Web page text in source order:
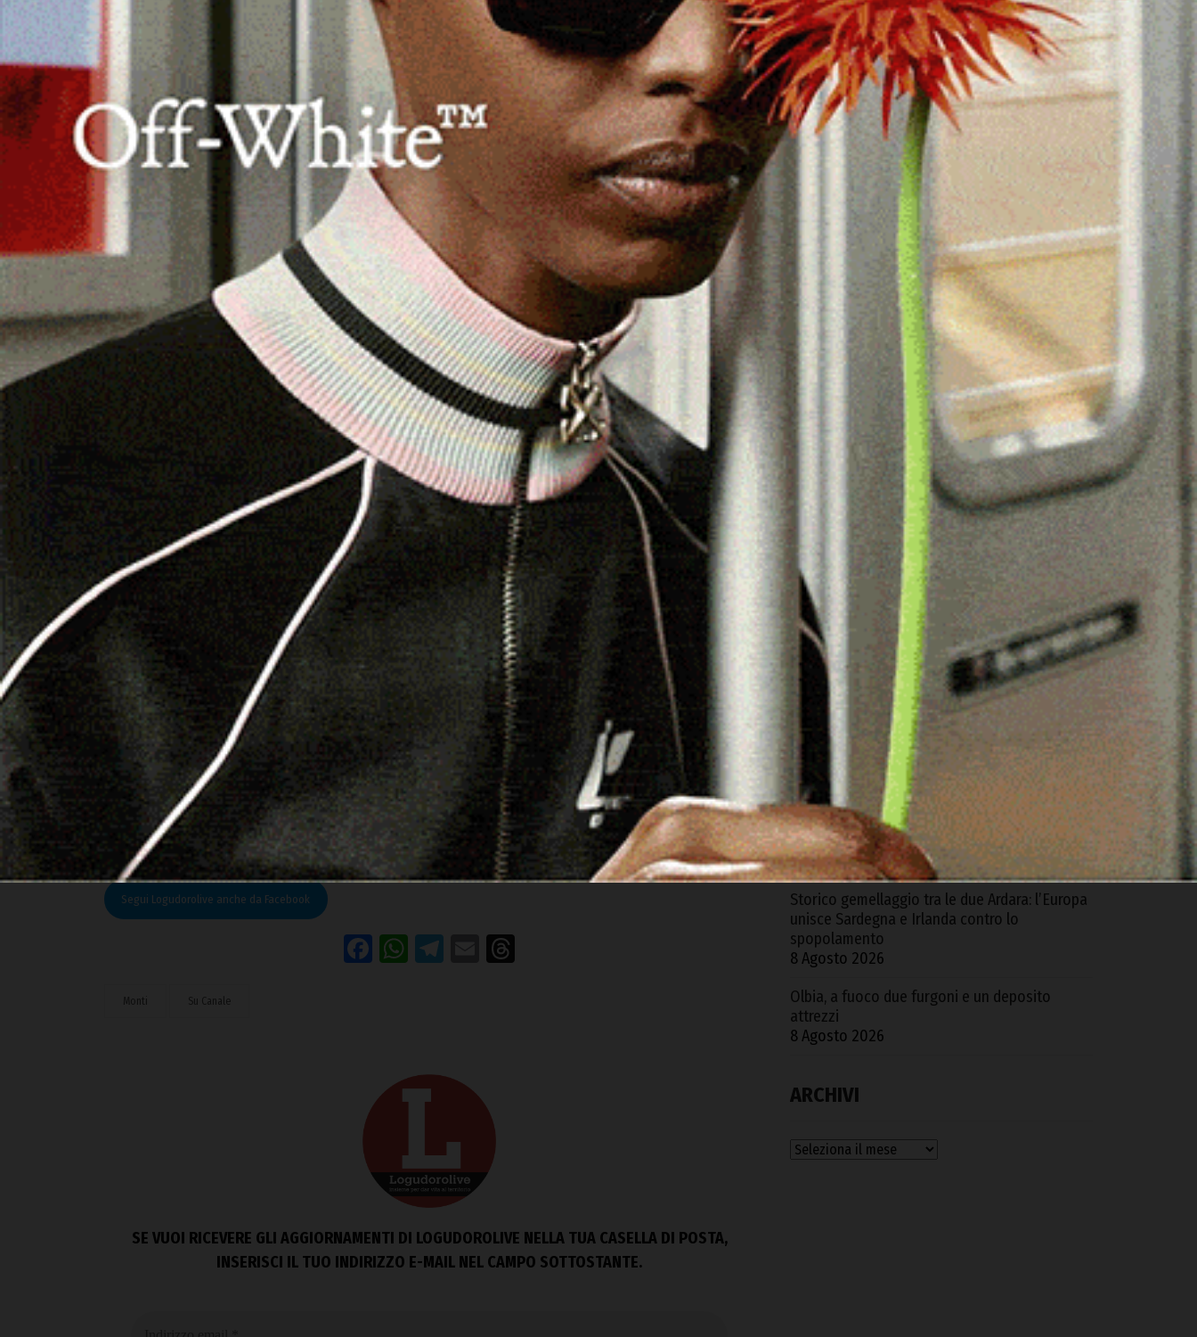
MONTI | 17 febbraio 2026.Presto saranno risolti i problemi più urgenti relativi al rischio idrogeologico
e idraulico nella frazione di Su Canale. Nel 2024 il Ministero dell’Ambiente aveva stanziato a favore della
Regione Autonoma della Sardegna risorse finanziarie per 60 milioni di euro per interventi di
mitigazione del rischio idraulico nei centri dell’isola più esposti a questa criticità. Fra questi risultava
anche Monti, comune al quale vennero assegnati 2 milioni e 100 mila euro. Somma ora disponibile,
pronta per appaltare i lavori che serviranno per sistemare il rio “Sa Piana” , corso d’acqua che
attraversa la popolosa borgata di Su Canale.
Per eliminare definitivamente il rischio idraulico, l’Amministrazione comunale, con il sindaco Emanuele
Mutzue l’assessorato ai Lavori Pubblici e Urbanistica,Gian Domenico Padre, ha chiesto all’assessorato
regionale ai Lavori Pubblici, guidato da Antonio Piu, un finanziamento di600 mila europer la
costruzione di due ponti sul fiume: uno invia La Piana, di fronte alla nuova chiesa “Madonna della Pace”,
il secondo in
via “Su Piattone”di fronte all’abitazione della famiglia Ruiu.
Gli amministratori comunali ritengono che la realizzazione di queste due infrastrutture sia di cruciale
importanza per garantire la sicurezza dei residenti le cui abitazioni si trovano nelle aree ad alto rischio
idrogeologico. I nuovi ponti permetterebbero inoltre un transito più sicuro per tutti i cittadini.
La borgata di Su Canale ha subito nel corso degli anni diverse inondazioni, che hanno causato gravi
danni alla popolazione. Sistemare il rio “Sa Piana” e realizzare i due ponti significherebbe, oltre che
evitare perdite di vite umane, affermano gli amministratori, migliorare la qualità della vita e generare
ulteriore sviluppo alla frazione.
Giuseppe Mattioli
In copertina: la zona in cui verrà realizzato uno dei due ponti: nel riquadro l’assessore Gian Domenico
Padre
Riproduzione riservata © Logudorolive
Leggi le altre notizie suLogudorolive.it
Segui Logudorolive anche da Facebook
Facebook
WhatsApp
Telegram
Email
Monti Su Canale
SE VUOI RICEVERE GLI AGGIORNAMENTI DI LOGUDOROLIVE NELLA TUA CASELLA DI POSTA,
INSERISCI IL TUO INDIRIZZO E-MAIL NEL CAMPO SOTTOSTANTE.
ARTICOLI RECENTI
Orgosolo. Scoperta coltivazione illegale di
canapa con 1500 piante, arrestato un 57enne
8 Agosto 2026
Nuoro. Ruba in casa del rivale in amore dopo
una lite, arrestato un 35enne
8 Agosto 2026
Criticità nella biblioteca di Ozieri, arrivano le
repliche dell’Istituzione San Michele e del
Comune
8 Agosto 2026
Storico gemellaggio tra le due Ardara: l’Europa
unisce Sardegna e Irlanda contro lo
spopolamento
8 Agosto 2026
Olbia, a fuoco due furgoni e un deposito
attrezzi
8 Agosto 2026
ARCHIVI
Archivi